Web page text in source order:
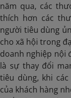
năm qua, các
thích hơn các
người tiêu dùng
cho xã hội trong
doanh nghiệp nội
là sự thay đổi
tiêu dùng, khi
của khách hàng